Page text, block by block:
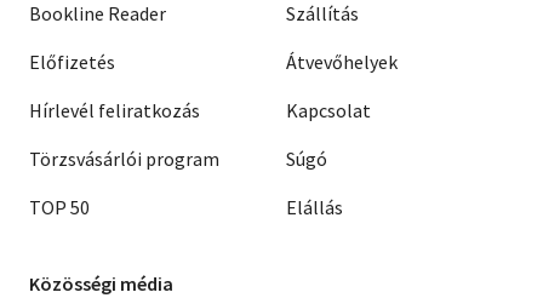
Bookline Reader
Előfizetés
Hírlevél feliratkozás
Törzsvásárlói program
TOP 50
Szállítás
Átvevőhelyek
Kapcsolat
Súgó
Elállás
Közösségi média